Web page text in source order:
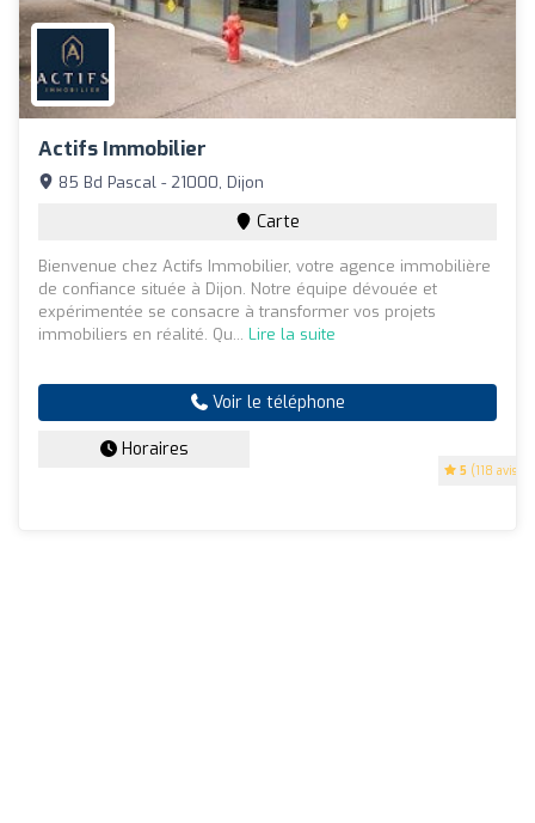
Actifs Immobilier
5 (118 avis)
85 Bd Pascal - 21000, Dijon
Carte
Bienvenue chez Actifs Immobilier, votre agence immobilière
de confiance située à Dijon. Notre équipe dévouée et
expérimentée se consacre à transformer vos projets
immobiliers en réalité. Qu... Lire la suite
Voir le téléphone
Horaires